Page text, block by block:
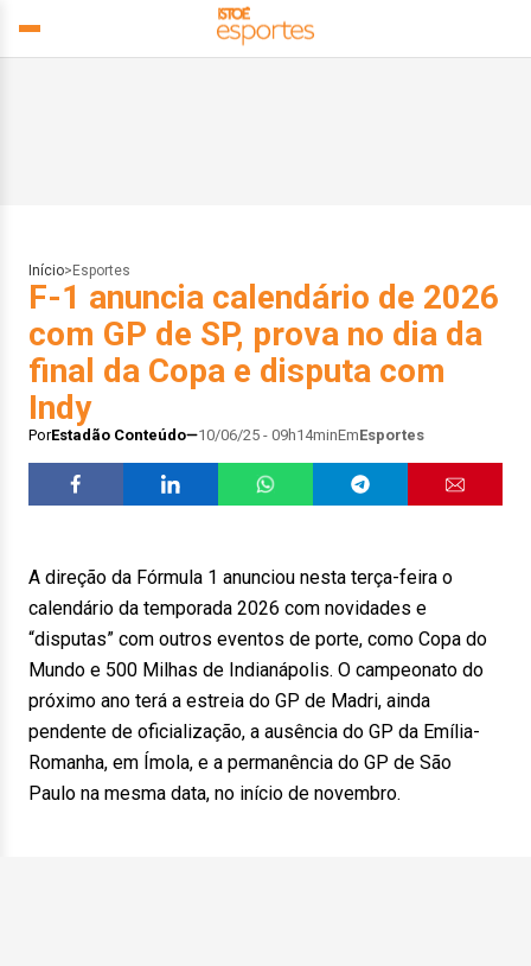
Início> Esportes
F-1 anuncia calendário de 2026
com GP de SP, prova no dia da
final da Copa e disputa com
Indy
PorEstadão Conteúdo 10/06/25 - 09h14minEmEsportes
A direção da Fórmula 1 anunciou nesta terça-feira o
calendário da temporada 2026 com novidades e
“disputas” com outros eventos de porte, como Copa do
Mundo e 500 Milhas de Indianápolis. O campeonato do
próximo ano terá a estreia do GP de Madri, ainda
pendente de oficialização, a ausência do GP da Emília-
Romanha, em Ímola, e a permanência do GP de São
Paulo na mesma data, no início de novembro.